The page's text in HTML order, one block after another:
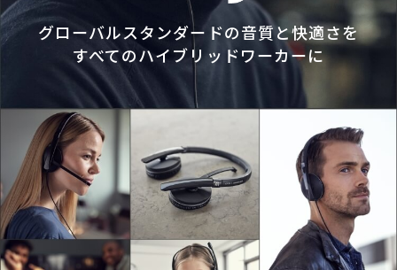
グローバルスタンダードの音質と快適さを
すべてのハイブリッドワーカーに